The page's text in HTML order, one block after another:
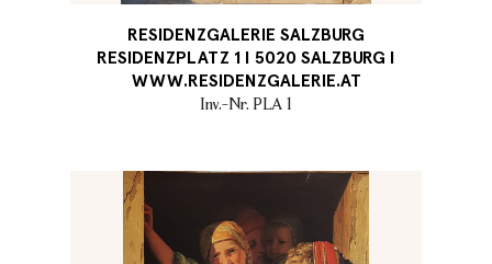
RESIDENZGALERIE SALZBURG
RESIDENZPLATZ 1 I 5020 SALZBURG I
WWW.RESIDENZGALERIE.AT
Inv.-Nr. PLA 1